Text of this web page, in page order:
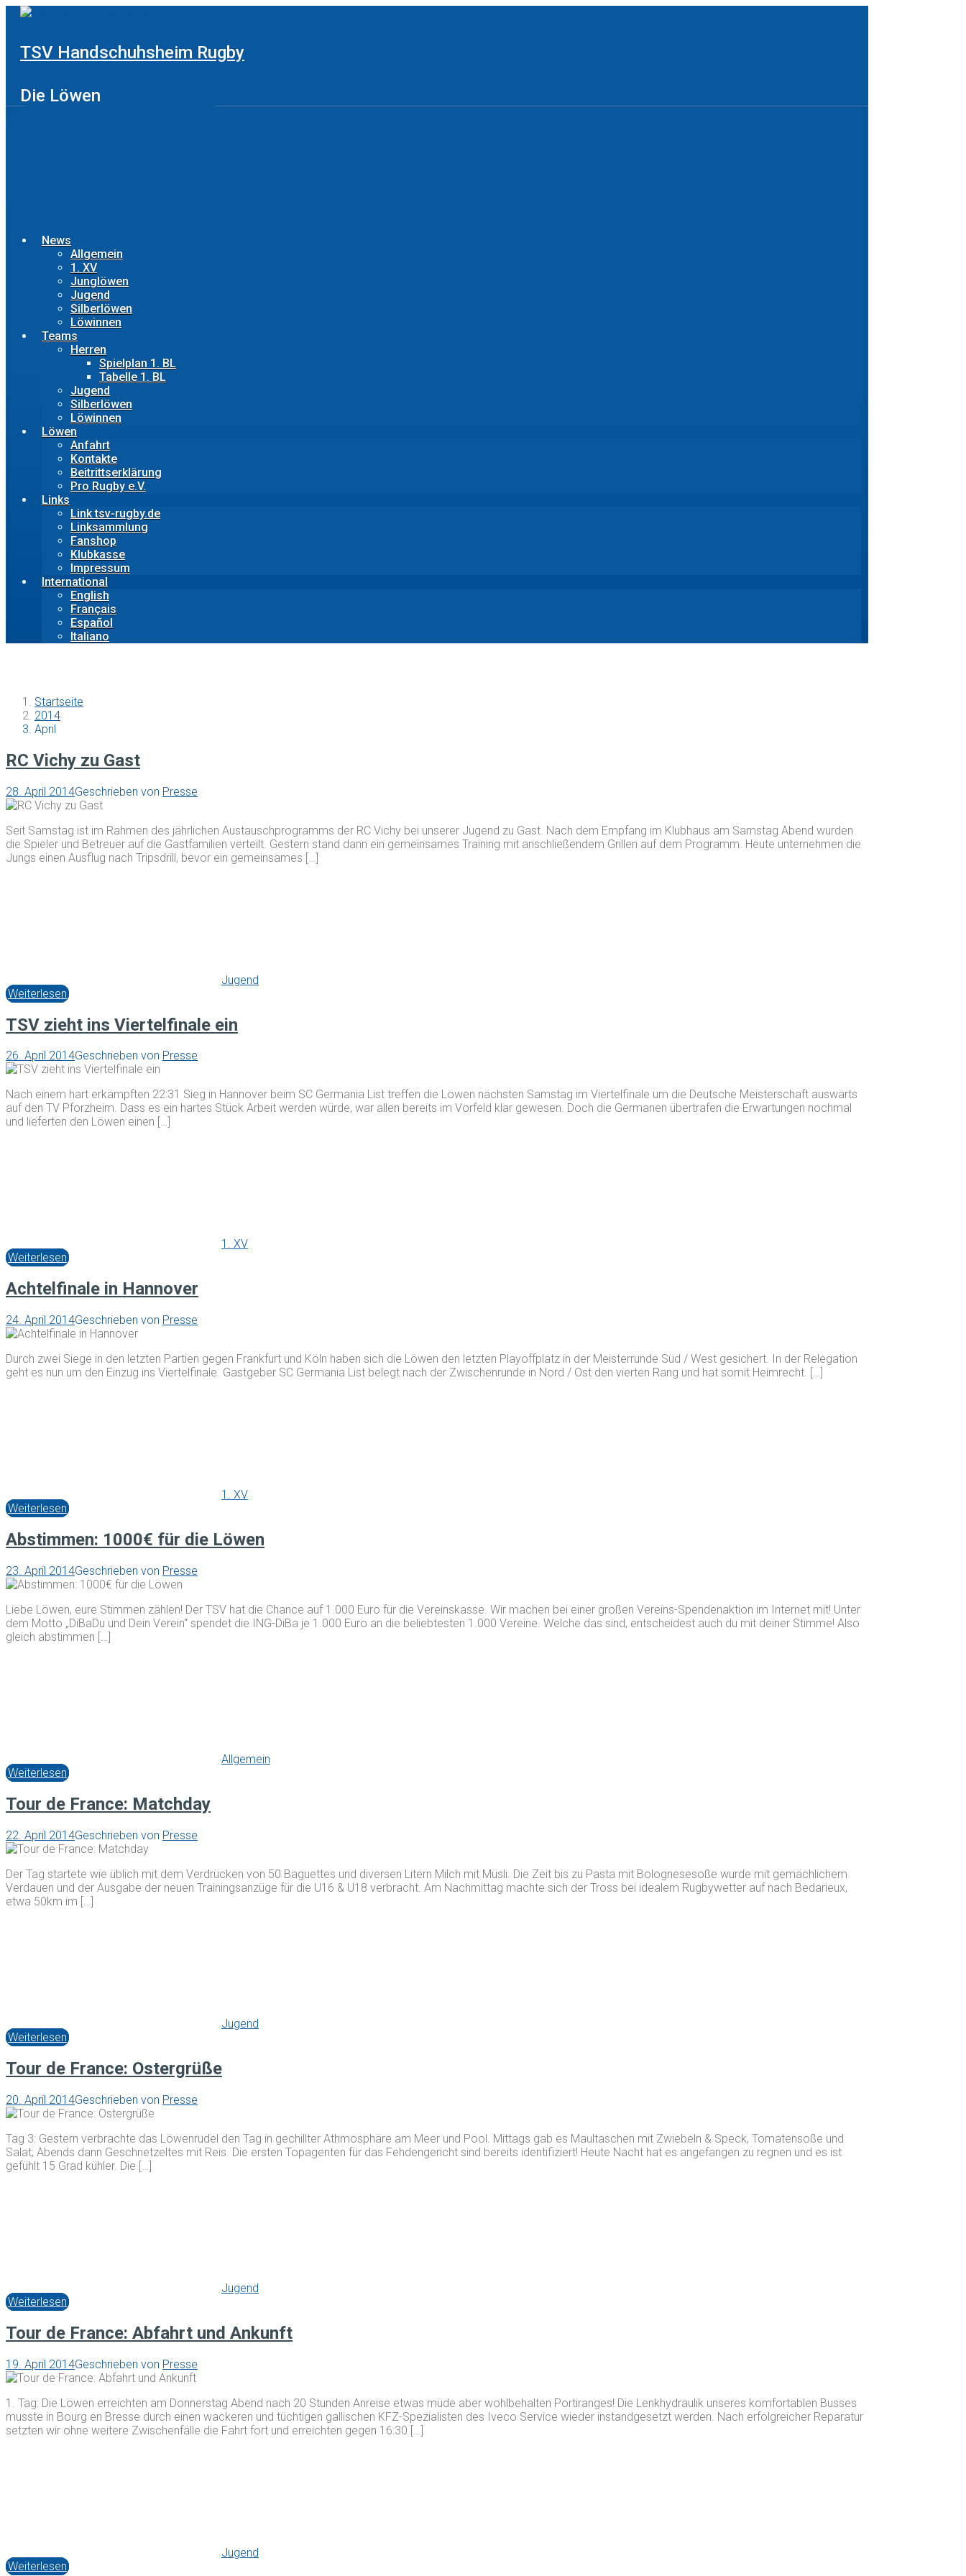
Zum
TSV Handschuhsheim Rugby
Die Löwen
News
Allgemein
1. XV
Junglöwen
Jugend
Silberlöwen
Löwinnen
Teams
Herren
Spielplan 1. BL
Tabelle 1. BL
Jugend
Silberlöwen
Löwinnen
Löwen
Anfahrt
Kontakte
Beitrittserklärung
Pro Rugby e.V.
Links
Link tsv-rugby.de
Linksammlung
Fanshop
Klubkasse
Impressum
International
English
Français
Español
Italiano
Startseite
2014
April
RC Vichy zu Gast
28. April 2014Geschrieben von Presse
Seit Samstag ist im Rahmen des jährlichen Austauschprogramms der RC Vichy bei unserer Jugend zu Gast. Nach dem Empfang im Klubhaus am Samstag Abend wurden
die Spieler und Betreuer auf die Gastfamilien verteilt. Gestern stand dann ein gemeinsames Training mit anschließendem Grillen auf dem Programm. Heute unternehmen die
Jungs einen Ausflug nach Tripsdrill, bevor ein gemeinsames […]
Jugend
Weiterlesen
TSV zieht ins Viertelfinale ein
26. April 2014Geschrieben von Presse
Nach einem hart erkämpften 22:31 Sieg in Hannover beim SC Germania List treffen die Löwen nächsten Samstag im Viertelfinale um die Deutsche Meisterschaft auswärts
auf den TV Pforzheim. Dass es ein hartes Stück Arbeit werden würde, war allen bereits im Vorfeld klar gewesen. Doch die Germanen übertrafen die Erwartungen nochmal
und lieferten den Löwen einen […]
1. XV
Weiterlesen
Achtelfinale in Hannover
24. April 2014Geschrieben von Presse
Durch zwei Siege in den letzten Partien gegen Frankfurt und Köln haben sich die Löwen den letzten Playoffplatz in der Meisterrunde Süd / West gesichert. In der Relegation
geht es nun um den Einzug ins Viertelfinale. Gastgeber SC Germania List belegt nach der Zwischenrunde in Nord / Ost den vierten Rang und hat somit Heimrecht. […]
1. XV
Weiterlesen
Abstimmen: 1000€ für die Löwen
23. April 2014Geschrieben von Presse
Liebe Löwen, eure Stimmen zählen! Der TSV hat die Chance auf 1.000 Euro für die Vereinskasse. Wir machen bei einer großen Vereins-Spendenaktion im Internet mit! Unter
dem Motto „DiBaDu und Dein Verein“ spendet die ING-DiBa je 1.000 Euro an die beliebtesten 1.000 Vereine. Welche das sind, entscheidest auch du mit deiner Stimme! Also
gleich abstimmen […]
Allgemein
Weiterlesen
Tour de France: Matchday
22. April 2014Geschrieben von Presse
Der Tag startete wie üblich mit dem Verdrücken von 50 Baguettes und diversen Litern Milch mit Müsli. Die Zeit bis zu Pasta mit Bolognesesoße wurde mit gemächlichem
Verdauen und der Ausgabe der neuen Trainingsanzüge für die U16 & U18 verbracht. Am Nachmittag machte sich der Tross bei idealem Rugbywetter auf nach Bedarieux,
etwa 50km im […]
Jugend
Weiterlesen
Tour de France: Ostergrüße
20. April 2014Geschrieben von Presse
Tag 3: Gestern verbrachte das Löwenrudel den Tag in gechillter Athmosphäre am Meer und Pool. Mittags gab es Maultaschen mit Zwiebeln & Speck, Tomatensoße und
Salat; Abends dann Geschnetzeltes mit Reis. Die ersten Topagenten für das Fehdengericht sind bereits identifiziert! Heute Nacht hat es angefangen zu regnen und es ist
gefühlt 15 Grad kühler. Die […]
Jugend
Weiterlesen
Tour de France: Abfahrt und Ankunft
19. April 2014Geschrieben von Presse
1. Tag: Die Löwen erreichten am Donnerstag Abend nach 20 Stunden Anreise etwas müde aber wohlbehalten Portiranges! Die Lenkhydraulik unseres komfortablen Busses
musste in Bourg en Bresse durch einen wackeren und tüchtigen gallischen KFZ-Spezialisten des Iveco Service wieder instandgesetzt werden. Nach erfolgreicher Reparatur
setzten wir ohne weitere Zwischenfälle die Fahrt fort und erreichten gegen 16:30 […]
Jugend
Weiterlesen